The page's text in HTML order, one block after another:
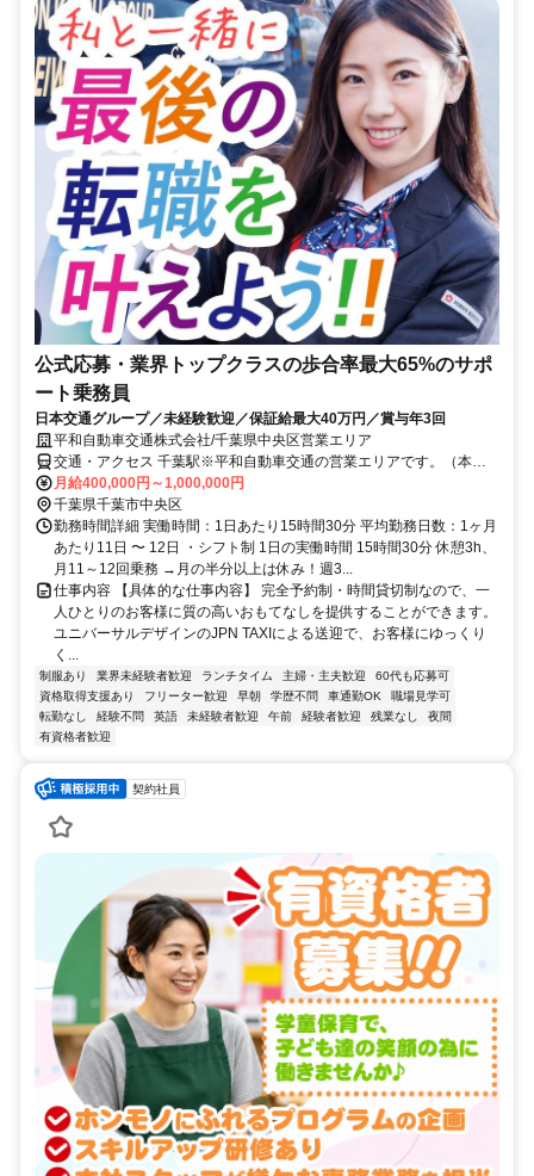
公式応募・業界トップクラスの歩合率最大65%のサポ
ート乗務員
日本交通グループ／未経験歓迎／保証給最大40万円／賞与年3回
平和自動車交通株式会社/千葉県中央区営業エリア
交通・アクセス 千葉駅※平和自動車交通の営業エリアです。（本社
住所:東京都江戸川区松江3-1-8）
月給400,000円～1,000,000円
千葉県千葉市中央区
勤務時間詳細 実働時間：1日あたり15時間30分 平均勤務日数：1ヶ月
あたり11日 〜 12日 ・シフト制 1日の実働時間 15時間30分 休憩3h、
月11～12回乗務 →月の半分以上は休み！週3...
仕事内容 【具体的な仕事内容】 完全予約制・時間貸切制なので、一
人ひとりのお客様に質の高いおもてなしを提供することができます。
ユニバーサルデザインのJPN TAXIによる送迎で、お客様にゆっくり
く...
制服あり 業界未経験者歓迎 ランチタイム 主婦・主夫歓迎
60代も応募可
資格取得支援あり
フリーター歓迎 早朝 学歴不問 車通勤OK
職場見学可
転勤なし
経験不問 英語 未経験者歓迎 午前 経験者歓迎 残業なし
夜間
有資格者歓迎
契約社員